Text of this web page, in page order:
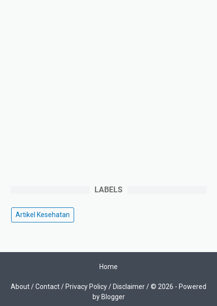
LABELS
Artikel Kesehatan
Home
About /Contact / Privacy Policy/ Disclaimer/ © 2026 - Powered
by Blogger